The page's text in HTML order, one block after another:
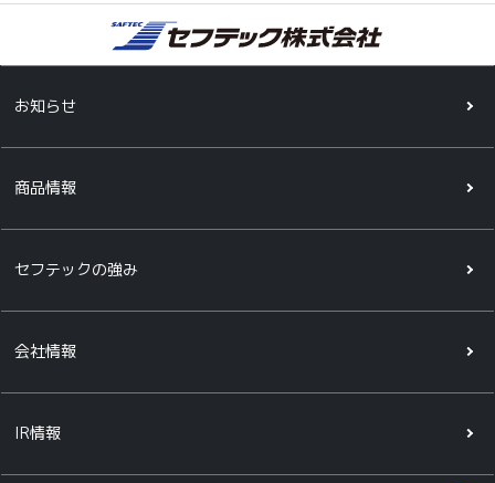
お知らせ
商品情報
セフテックの強み
会社情報
IR情報